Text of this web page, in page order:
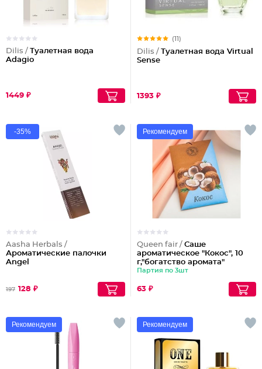
Dilis / Туалетная вода
Adagio
1449 ₽
(11)
Dilis / Туалетная вода Virtual
Sense
1393 ₽
-35%
Aasha Herbals /
Ароматические палочки
Angel
197 128 ₽
Рекомендуем
Queen fair / Саше
ароматическое "Кокос", 10
г,"богатство аромата"
Партия по 3шт
63 ₽
Рекомендуем Рекомендуем